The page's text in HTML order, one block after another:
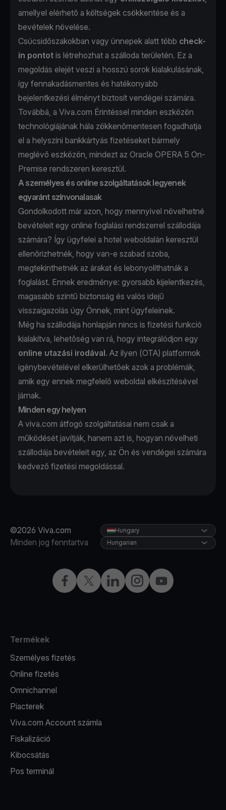
amellyel elérhető a költségek csökkentése és a
bevételek növelése.
Csúcsidőszakokban vagy ünnepek alatt több check-
in pontot is létrehozhat a szálloda területén. Ez a
megoldás elejét veszi a hosszú sorok kialakulásának,
így fennakadásmentes és hatékonyabb
bejelentkezési élményt biztosít vendégei számára.
Továbbá, a Viva.com Érintéssel minden eszközön
technológiájának hála zökkenőmentesen fogadhatja
el a helyszíni bankkártyás fizetéseket bármely
meglévő eszközön, mindezt az Oracle OPERA 5 On-
Premise rendszeren keresztül.
A személyes és online szolgáltatások legyenek
egyaránt színvonalasak
Gondolkodott már azon, hogy mennyivel növelhetné
bevételeit egy online foglalási rendszerrel szállodája
számára? Így ügyfelei a hotel weboldalán keresztül
ellenőrizhetnék, hogy van-e szabad szoba,
megtekinthetnék az árakat és lebonyolíthatnák a
foglalást. Ennek eredménye: gyorsabb kijelentkezés,
magasabb szintű biztonság és valós idejű
visszaigazolás úgy Önnek, mint ügyfeleinek.
Még ha szállodája honlapján nincs is fizetési funkció
kialakítva, lehetőség van rá, hogy integrálódjon egy
online utazási irodával. Az ilyen (OTA) platformok
igénybevételével elkerülhetőek azok a problémák,
amik egy ennek megfelelő weboldal elkészítésével
járnak.
Minden egy helyen
A viva.com átfogó szolgáltatásai nem csak a
működését javítják, hanem azt is, hogyan növelheti
szállodája bevételeit egy, az Ön és vendégei számára
kedvező fizetési megoldással.
©2026 Viva.com
Minden jog fenntartva
FacebookTwitterLinkedInInstagramYouTube
Hungary
Hungarian
Termékek
Személyes fizetés
Online fizetés
Omnichannel
Piacterek
Viva.com Account számla
Fiskalizáció
Kibocsátás
Pos terminál